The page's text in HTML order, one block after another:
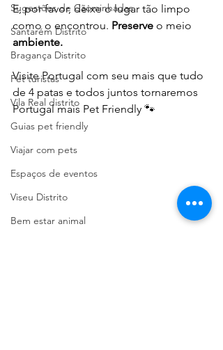
Sugestões de Cãominhadas
Santarém Distrito
Bragança Distrito
Pet turistas
Vila Real distrito
Guias pet friendly
Viajar com pets
Espaços de eventos
Viseu Distrito
Bem estar animal
E, por favor, deixe o lugar tão limpo
como o encontrou. Preserve o meio
ambiente.
Visite Portugal com seu mais que tudo
de 4 patas e todos juntos tornaremos
Portugal mais Pet Friendly 🐾